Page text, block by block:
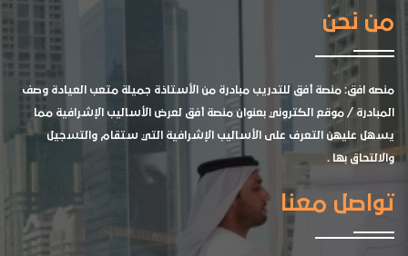
من نحن
منصه افق: منصة أفق للتدريب مبادرة من الأستاذة جميلة متعب العيادة وصف
المبادرة / موقع الكتروني بعنوان منصة أفق لعرض الأساليب الإشرافية مما
يسهل عليهن التعرف على الأساليب الإشرافية التي ستقام والتسجيل
والالتحاق بها .
تواصل معنا